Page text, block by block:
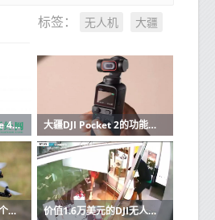
标签： 无人机 大疆
新款大疆Osmo Mobile 4具有更强的电机和磁性手机支架 大疆DJI Pocket 2的功能和出色的细节
中国可能是世界上第一个开始无人驾驶乘客无人机定期航班的国家 价值1.6万美元的DJI无人机从DJI纽约商店被抢劫